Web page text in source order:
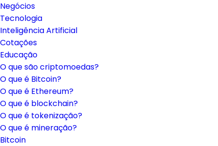
Negócios
Tecnologia
Inteligência Artificial
Cotações
Educação
O que são criptomoedas?
O que é Bitcoin?
O que é Ethereum?
O que é blockchain?
O que é tokenização?
O que é mineração?
Bitcoin